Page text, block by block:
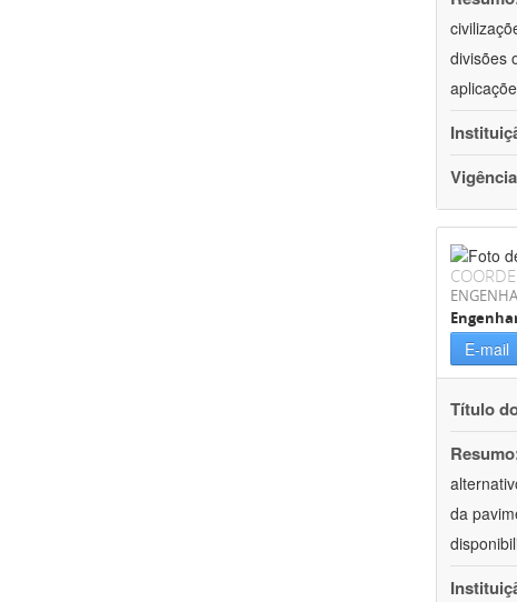
divisões
E-mail
Título
da